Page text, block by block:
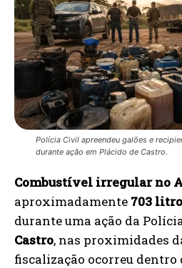
Polícia Civil apreendeu galões e
durante ação em Plácido de Castro.
Combustível irregular no
aproximadamente 703
durante uma ação da
Castro, nas proximidades
fiscalização ocorreu dentro